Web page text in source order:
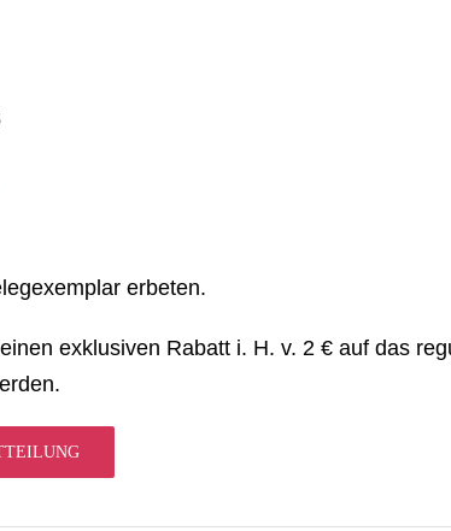
erbeten.
exklusiven Rabatt i. H. v. 2 € auf das